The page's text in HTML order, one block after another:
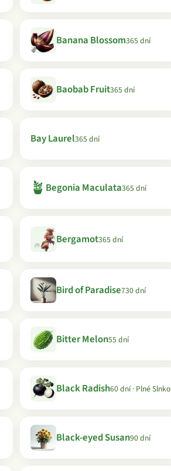
Banana Blossom365 dní
Baobab Fruit365 dní
Bay Laurel365 dní
🪴 Begonia Maculata365 dní
Bergamot365 dní
Bird of Paradise730 dní
Bitter Melon55 dní
Black Radish60 dní · Plné Slnko
Black-eyed Susan90 dní